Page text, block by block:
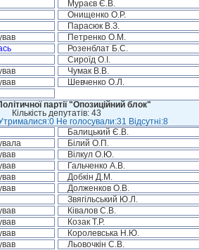
Мураєв Є.В.
Онищенко О.Р.
Парасюк В.З.
Петренко О.М.
Розенблат Б.С.
Сироїд О.І.
Чумак В.В.
Шевченко О.Л.
партії "Опозиційний блок"
Кількість депутатів: 43
Не голосували:31 Відсутні:8
Балицький Є.В.
Білий О.П.
Вілкул О.Ю.
Гальченко А.В.
Добкін Д.М.
Долженков О.В.
Звягільський Ю.Л.
Ківалов С.В.
Козак Т.Р.
Королевська Н.Ю.
Льовочкін С.В.